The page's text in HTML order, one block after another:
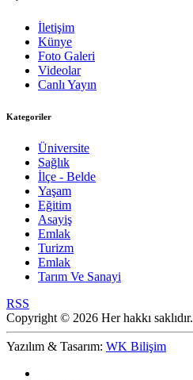
İletişim
Künye
Foto Galeri
Videolar
Canlı Yayın
Kategoriler
Üniversite
Sağlık
İlçe - Belde
Yaşam
Eğitim
Asayiş
Emlak
Turizm
Emlak
Tarım Ve Sanayi
RSS
Copyright © 2026 Her hakkı saklıdır.
Yazılım & Tasarım: WK Bilişim